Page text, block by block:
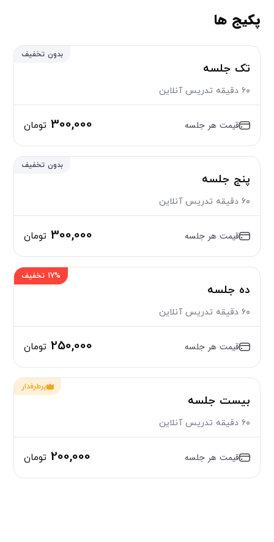
پکیج ها
تک جلسه
بدون تخفیف
۶۰ دقیقه تدریس آنلاین
قیمت هر جلسه 300,000 تومان
پنج جلسه
بدون تخفیف
۶۰ دقیقه تدریس آنلاین
قیمت هر جلسه 300,000 تومان
ده جلسه
17% تخفیف
۶۰ دقیقه تدریس آنلاین
قیمت هر جلسه 250,000 تومان
بیست جلسه
پرطرفدار
۶۰ دقیقه تدریس آنلاین
قیمت هر جلسه 200,000 تومان